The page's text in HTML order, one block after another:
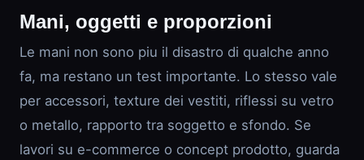
Mani, oggetti e proporzioni
Le mani non sono piu il disastro di qualche anno
fa, ma restano un test importante. Lo stesso vale
per accessori, texture dei vestiti, riflessi su vetro
o metallo, rapporto tra soggetto e sfondo. Se
lavori su e-commerce o concept prodotto, guarda